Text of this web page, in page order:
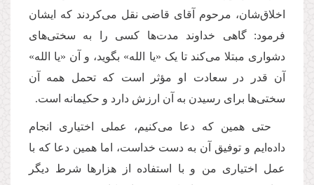
اخلاق‌شان، مرحوم آقای قاضی نقل می‌کردند که ایشان
فرمود: گاهی خداوند مدت‌ها کسی را به سختی‌های
دشواری مبتلا می‌کند تا یک «یا الله» بگوید، و آن «یا الله»
آن قدر در سعادت او مؤثر است که تحمل همه آن
سختی‌ها برای رسیدن به آن ارزش دارد و حکیمانه است.
حتی همین که دعا می‌کنیم، عملی اختیاری انجام
داده‌ایم و توفیق آن به دست خداست، اما همین دعا که با
عمل اختیاری من و با استفاده از هزارها شرط دیگر